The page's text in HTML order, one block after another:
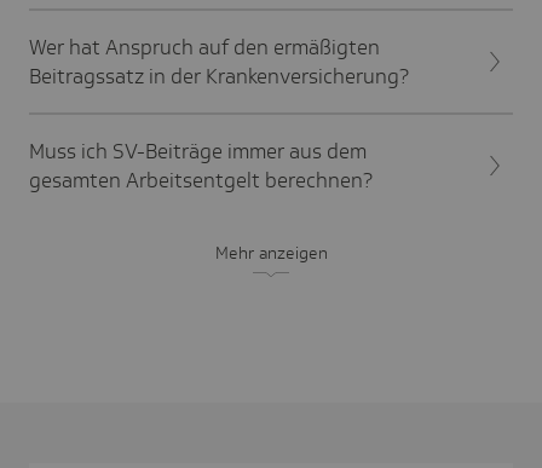
Wer hat Anspruch auf den ermäßigten
Beitragssatz in der Krankenversicherung?
Muss ich SV-Beiträge immer aus dem
gesamten Arbeitsentgelt berechnen?
Mehr anzeigen